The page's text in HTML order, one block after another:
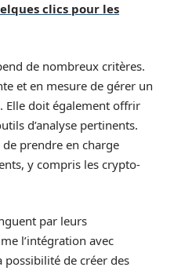
clics pour les
de nombreux critères.
et en mesure de gérer un
Elle doit également offrir
d’analyse pertinents.
prendre en charge
y compris les crypto-
par leurs
l’intégration avec
possibilité de créer des